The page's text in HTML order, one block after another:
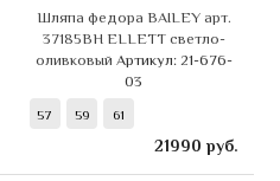
Шляпа федора BAILEY арт.
37185BH ELLETT светло-
оливковый Артикул: 21-676-
03
57 59 61
21990 руб.